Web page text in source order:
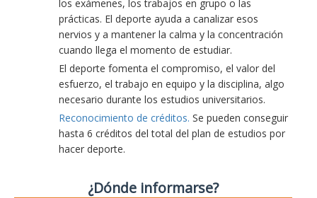
los exámenes, los trabajos en grupo o las
prácticas. El deporte ayuda a canalizar esos
nervios y a mantener la calma y la concentración
cuando llega el momento de estudiar.
El deporte fomenta el compromiso, el valor del
esfuerzo, el trabajo en equipo y la disciplina, algo
necesario durante los estudios universitarios.
Reconocimiento de créditos. Se pueden conseguir
hasta 6 créditos del total del plan de estudios por
hacer deporte.
¿Dónde informarse?